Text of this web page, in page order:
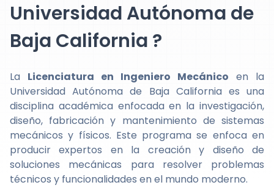
Universidad Autónoma de
Baja California ?
La Licenciatura en Ingeniero Mecánico en la
Universidad Autónoma de Baja California es una
disciplina académica enfocada en la investigación,
diseño, fabricación y mantenimiento de sistemas
mecánicos y físicos. Este programa se enfoca en
producir expertos en la creación y diseño de
soluciones mecánicas para resolver problemas
técnicos y funcionalidades en el mundo moderno.